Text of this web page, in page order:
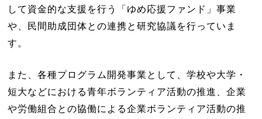
して資金的な支援を行う「ゆめ応援ファンド」事業
や、民間助成団体との連携と研究協議を行っていま
す。
また、各種プログラム開発事業として、学校や大学・
短大などにおける青年ボランティア活動の推進、企業
や労働組合との協働による企業ボランティア活動の推